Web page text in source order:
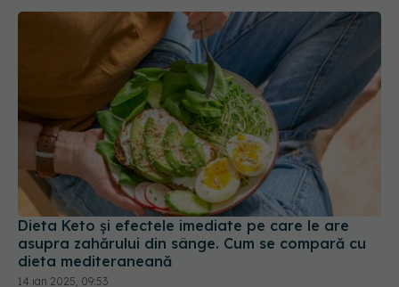
Dieta Keto și efectele imediate pe care le are
asupra zahărului din sânge. Cum se compară cu
dieta mediteraneană
14 ian 2025, 09:53